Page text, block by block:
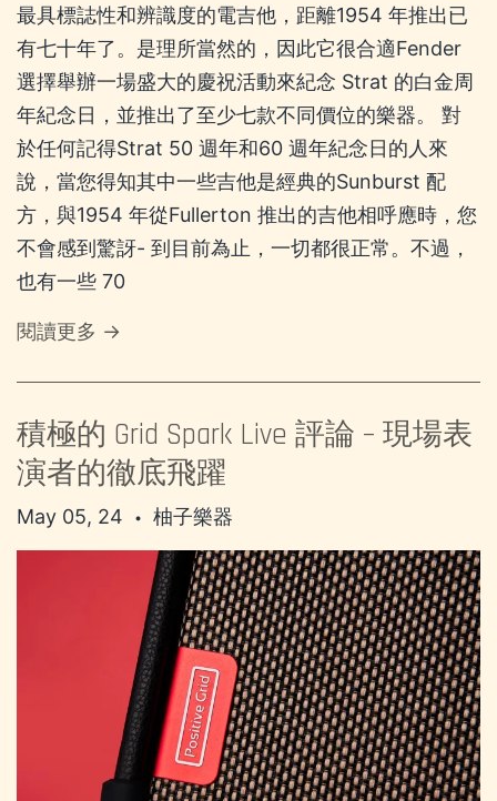
最具標誌性和辨識度的電吉他，距離1954 年推出已
有七十年了。是理所當然的，因此它很合適Fender
選擇舉辦一場盛大的慶祝活動來紀念 Strat 的白金周
年紀念日，並推出了至少七款不同價位的樂器。 對
於任何記得Strat 50 週年和60 週年紀念日的人來
說，當您得知其中一些吉他是經典的Sunburst 配
方，與1954 年從Fullerton 推出的吉他相呼應時，您
不會感到驚訝- 到目前為止，一切都很正常。不過，
也有一些 70
閱讀更多 →
積極的 Grid Spark Live 評論 – 現場表
演者的徹底飛躍
May 05, 24 • 柚子樂器